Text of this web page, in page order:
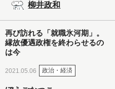
柳井政和
再び訪れる「就職氷河期」。
縁故優遇政権を終わらせるの
は今
2021.05.06 政治・経済